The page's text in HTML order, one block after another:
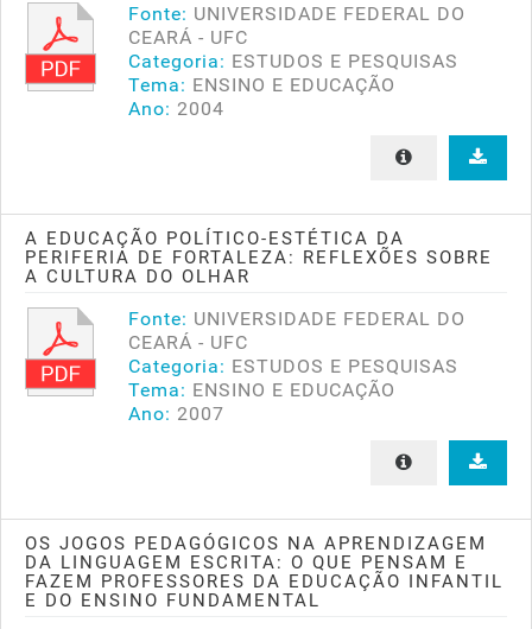
Fonte: UNIVERSIDADE FEDERAL DO
CEARÁ - UFC
Categoria: ESTUDOS E PESQUISAS
Tema: ENSINO E EDUCAÇÃO
Ano: 2004
A EDUCAÇÃO POLÍTICO-ESTÉTICA DA
PERIFERIA DE FORTALEZA: REFLEXÕES SOBRE
A CULTURA DO OLHAR
Fonte: UNIVERSIDADE FEDERAL DO
CEARÁ - UFC
Categoria: ESTUDOS E PESQUISAS
Tema: ENSINO E EDUCAÇÃO
Ano: 2007
OS JOGOS PEDAGÓGICOS NA APRENDIZAGEM
DA LINGUAGEM ESCRITA: O QUE PENSAM E
FAZEM PROFESSORES DA EDUCAÇÃO INFANTIL
E DO ENSINO FUNDAMENTAL